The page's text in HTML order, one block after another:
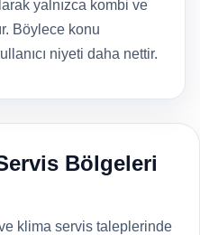
yalnızca kombi ve
Böylece konu
niyeti daha nettir.
Bölgeleri
klima servis taleplerinde